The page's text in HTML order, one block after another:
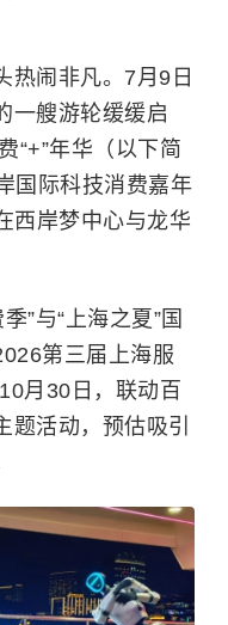
热闹非凡。7月9日
一艘游轮缓缓启
“+”年华（以下简
国际科技消费嘉年
西岸梦中心与龙华
”与“上海之夏”国
第三届上海服
月30日，联动百
活动，预估吸引